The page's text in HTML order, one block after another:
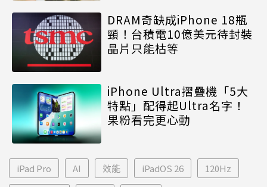
DRAM奇缺成iPhone 18瓶
頸！台積電10億美元待封裝
晶片只能枯等
iPhone Ultra摺疊機「5大
特點」配得起Ultra名字！
果粉看完更心動
iPad Pro AI 效能 iPadOS 26 120Hz